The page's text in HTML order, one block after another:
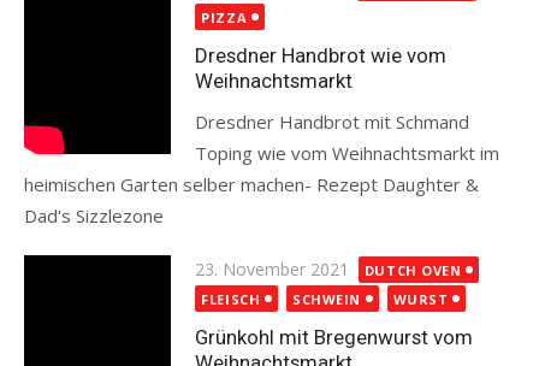
on
PIZZA
Dresdner Handbrot wie vom
Weihnachtsmarkt
Dresdner Handbrot mit Schmand
Toping wie vom Weihnachtsmarkt im
heimischen Garten selber machen- Rezept Daughter &
Dad's Sizzlezone
Posted
on
23. November 2021
DUTCH OVEN
FLEISCH
SCHWEIN WURST
Grünkohl mit Bregenwurst vom